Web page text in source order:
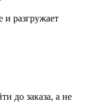
и разгружает
до заказа, а не